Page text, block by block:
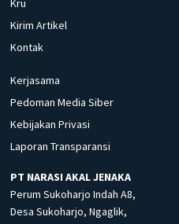
Kru
Kirim Artikel
Kontak
Kerjasama
Pedoman Media Siber
Kebijakan Privasi
Laporan Transparansi
PT NARASI AKAL JENAKA
Perum Sukoharjo Indah A8,
Desa Sukoharjo, Ngaglik,